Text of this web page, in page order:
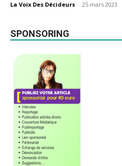
La Voix Des Décideurs - 25 mars 2023
SPONSORING